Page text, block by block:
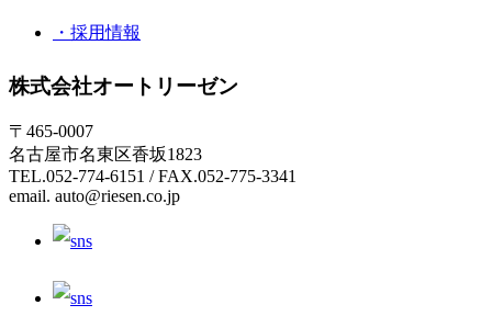
・採用情報
株式会社オートリーゼン
〒465-0007
名古屋市名東区香坂1823
TEL.052-774-6151 / FAX.052-775-3341
email. auto@riesen.co.jp